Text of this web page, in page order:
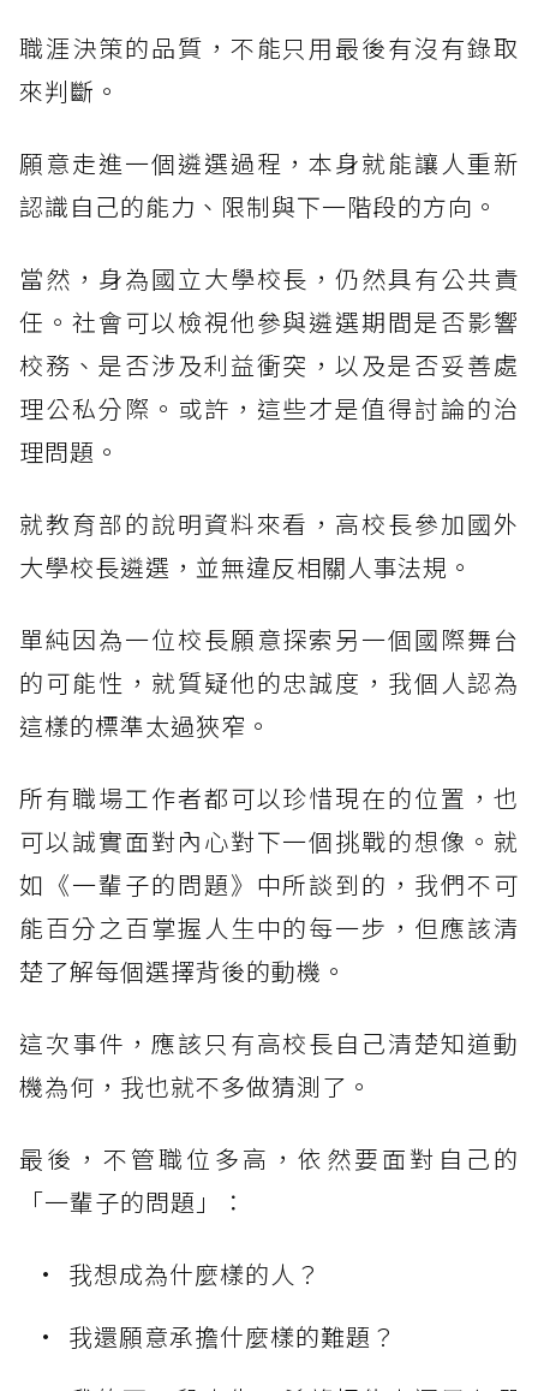
職涯決策的品質，不能只用最後有沒有錄取
來判斷。
願意走進一個遴選過程，本身就能讓人重新
認識自己的能力、限制與下一階段的方向。
當然，身為國立大學校長，仍然具有公共責
任。社會可以檢視他參與遴選期間是否影響
校務、是否涉及利益衝突，以及是否妥善處
理公私分際。或許，這些才是值得討論的治
理問題。
就教育部的說明資料來看，高校長參加國外
大學校長遴選，並無違反相關人事法規。
單純因為一位校長願意探索另一個國際舞台
的可能性，就質疑他的忠誠度，我個人認為
這樣的標準太過狹窄。
所有職場工作者都可以珍惜現在的位置，也
可以誠實面對內心對下一個挑戰的想像。就
如《一輩子的問題》中所談到的，我們不可
能百分之百掌握人生中的每一步，但應該清
楚了解每個選擇背後的動機。
這次事件，應該只有高校長自己清楚知道動
機為何，我也就不多做猜測了。
最後，不管職位多高，依然要面對自己的
「一輩子的問題」：
我想成為什麼樣的人？
我還願意承擔什麼樣的難題？